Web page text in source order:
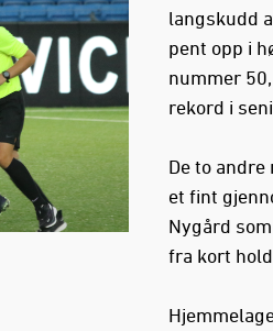
langskudd
pent opp i
nummer
rekord i
De to
et fint
Nygård
fra kort hold.